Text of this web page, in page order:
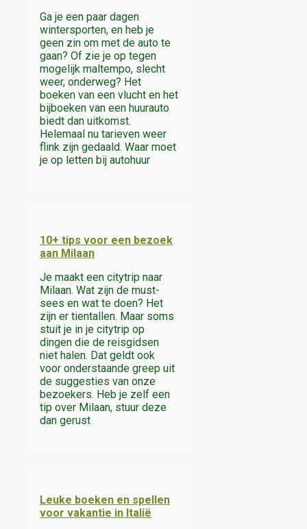
Ga je een paar dagen
wintersporten, en heb je
geen zin om met de auto te
gaan? Of zie je op tegen
mogelijk maltempo, slecht
weer, onderweg? Het
boeken van een vlucht en het
bijboeken van een huurauto
biedt dan uitkomst.
Helemaal nu tarieven weer
flink zijn gedaald. Waar moet
je op letten bij autohuur
10+ tips voor een bezoek
aan Milaan
Je maakt een citytrip naar
Milaan. Wat zijn de must-
sees en wat te doen? Het
zijn er tientallen. Maar soms
stuit je in je citytrip op
dingen die de reisgidsen
niet halen. Dat geldt ook
voor onderstaande greep uit
de suggesties van onze
bezoekers. Heb je zelf een
tip over Milaan, stuur deze
dan gerust
Leuke boeken en spellen
voor vakantie in Italië